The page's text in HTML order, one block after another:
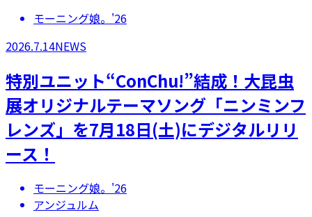
モーニング娘。'26
2026.7.14NEWS
特別ユニット“ConChu!”結成！大昆虫
展オリジナルテーマソング「ニンミンフ
レンズ」を7月18日(土)にデジタルリリ
ース！
モーニング娘。'26
アンジュルム